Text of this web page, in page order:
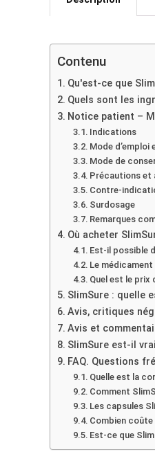
Contenu
Qu'est-ce que
Quels sont les
Notice patient –
Indications
Mode
Mode de
Précautions et
Contre-
Surdosage
Remarques
Où acheter
Est-il possible
Le
Quel est le prix
SlimSure : quelle
Avis, critiques
Avis et
SlimSure est-il
FAQ. Questions
Quelle est la
Comment
Les capsules
Combien
Est-ce que